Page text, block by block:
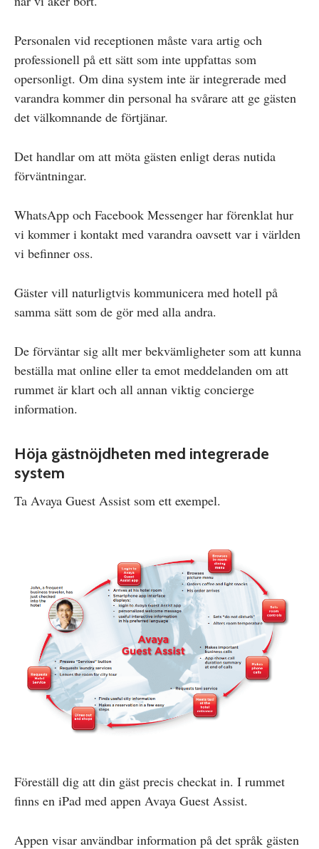
Personalen vid receptionen måste vara artig och
professionell på ett sätt som inte uppfattas som
opersonligt. Om dina system inte är integrerade med
varandra kommer din personal ha svårare att ge gästen
det välkomnande de förtjänar.
Det handlar om att möta gästen enligt deras nutida
förväntningar.
WhatsApp och Facebook Messenger har förenklat hur
vi kommer i kontakt med varandra oavsett var i världen
vi befinner oss.
Gäster vill naturligtvis kommunicera med hotell på
samma sätt som de gör med alla andra.
De förväntar sig allt mer bekvämligheter som att kunna
beställa mat online eller ta emot meddelanden om att
rummet är klart och all annan viktig concierge
information.
Höja gästnöjdheten med integrerade
system
Ta Avaya Guest Assist som ett exempel.
Föreställ dig att din gäst precis checkat in. I rummet
finns en iPad med appen Avaya Guest Assist.
Appen visar användbar information på det språk gästen